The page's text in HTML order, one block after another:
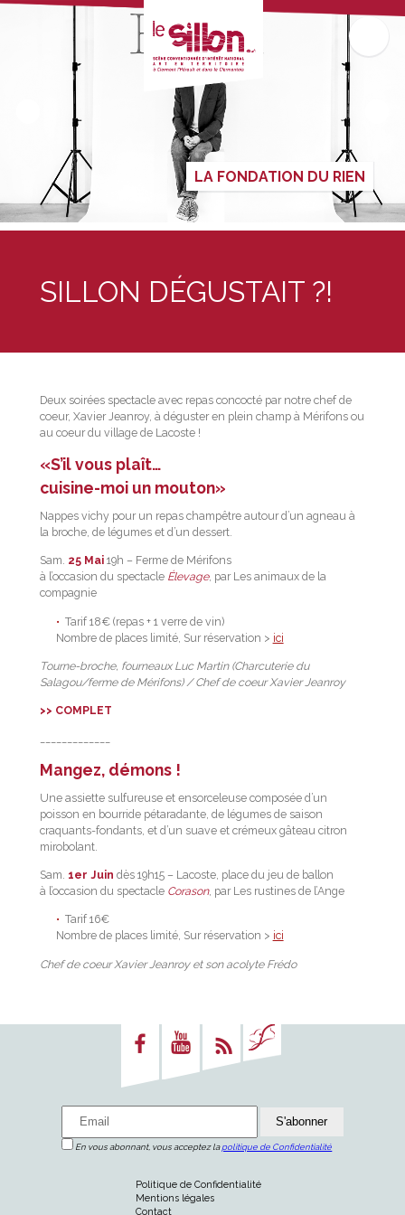
LA FONDATION DU RIEN
SILLON DÉGUSTAIT ?!
Deux soirées spectacle avec repas concocté par notre chef de
coeur, Xavier Jeanroy, à déguster en plein champ à Mérifons ou
au coeur du village de Lacoste !
«S’il vous plaît…
cuisine-moi un mouton»
Nappes vichy pour un repas champêtre autour d’un agneau à
la broche, de légumes et d’un dessert.
Sam. 25 Mai 19h – Ferme de Mérifons
à l’occasion du spectacle Élevage, par Les animaux de la
compagnie
Tarif 18€ (repas + 1 verre de vin)
Nombre de places limité, Sur réservation > ici
Tourne-broche, fourneaux Luc Martin (Charcuterie du
Salagou/ferme de Mérifons) / Chef de coeur Xavier Jeanroy
>> COMPLET
Mangez, démons !
Une assiette sulfureuse et ensorceleuse composée d’un
poisson en bourride pétaradante, de légumes de saison
craquants-fondants, et d’un suave et crémeux gâteau citron
mirobolant.
Sam. 1er Juin dès 19h15 – Lacoste, place du jeu de ballon
à l’occasion du spectacle Corason, par Les rustines de l’Ange
Tarif 16€
Nombre de places limité, Sur réservation > ici
Chef de coeur Xavier Jeanroy et son acolyte Frédo
En vous abonnant, vous acceptez lapolitique de Confidentialité
Politique de Confidentialité
Mentions légales
Contact